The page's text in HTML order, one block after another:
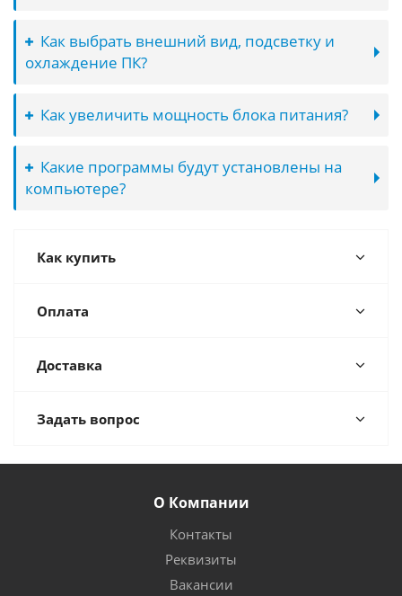
Как выбрать внешний вид, подсветку и
охлаждение ПК?
Как увеличить мощность блока питания?
Какие программы будут установлены на
компьютере?
Как купить
Оплата
Доставка
Задать вопрос
О Компании
Контакты
Реквизиты
Вакансии